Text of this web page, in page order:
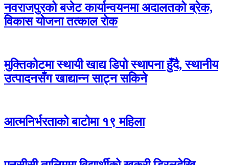
नवराजपुरको बजेट कार्यान्वयनमा अदालतको ब्रेक,
विकास योजना तत्काल रोक
मुक्तिकोटमा स्थायी खाद्य डिपो स्थापना हुँदै, स्थानीय
उत्पादनसँग खाद्यान्न साट्न सकिने
आत्मनिर्भरताको बाटोमा १९ महिला